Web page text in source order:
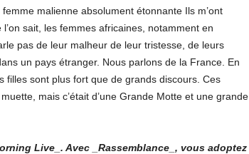
malienne absolument étonnante Ils m’ont
sait, les femmes africaines, notamment en
pas de leur malheur de leur tristesse, de leurs
un pays étranger. Nous parlons de la France. En
sont plus fort que de grands discours. Ces
mais c’était d’une Grande Motte et une grande
Live_. Avec _Rassemblance_, vous adoptez